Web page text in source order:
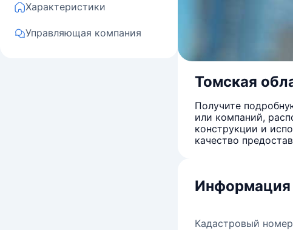
Характеристики
Управляющая компания
Томская
Получите
или компаний,
конструкции и
качество
Кадастровый